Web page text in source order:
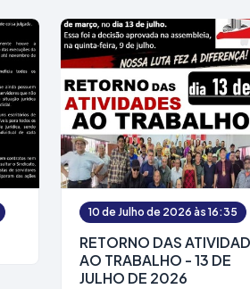
10 de Julho de 2026 às 16:35
RETORNO DAS
AO TRABALHO - 13 DE
JULHO DE 2026